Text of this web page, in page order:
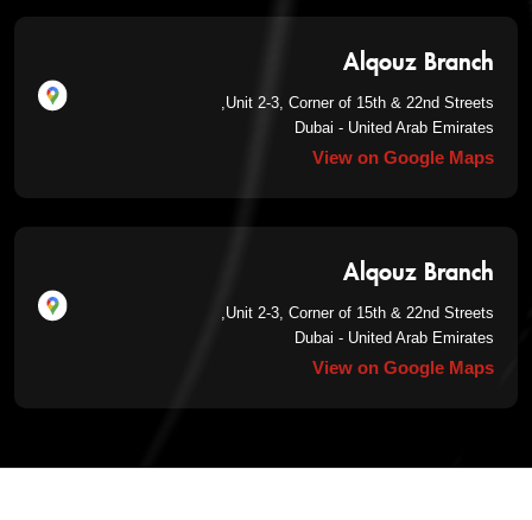
Alqouz Branch
Unit 2-3, Corner of 15th & 22nd Streets,
Dubai - United Arab Emirates
View on Google Maps
Alqouz Branch
Unit 2-3, Corner of 15th & 22nd Streets,
Dubai - United Arab Emirates
View on Google Maps